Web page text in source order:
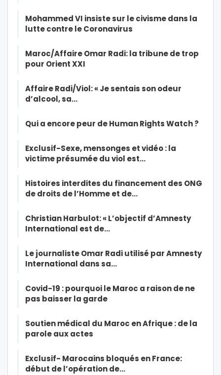
Mohammed VI insiste sur le civisme dans la
lutte contre le Coronavirus
Maroc/Affaire Omar Radi: la tribune de trop
pour Orient XXI
Affaire Radi/Viol: « Je sentais son odeur
d’alcool, sa…
Qui a encore peur de Human Rights Watch ?
Exclusif-Sexe, mensonges et vidéo : la
victime présumée du viol est…
Histoires interdites du financement des ONG
de droits de l’Homme et de…
Christian Harbulot: « L’objectif d’Amnesty
International est de…
Le journaliste Omar Radi utilisé par Amnesty
International dans sa…
Covid-19 : pourquoi le Maroc a raison de ne
pas baisser la garde
Soutien médical du Maroc en Afrique : de la
parole aux actes
Exclusif- Marocains bloqués en France:
début de l’opération de…